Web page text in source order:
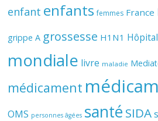
enfant enfants femmes France
grippe A grossesse H1N1 Hôpital
mondiale livre maladie
médicament
OMS personnes âgées santé SIDA